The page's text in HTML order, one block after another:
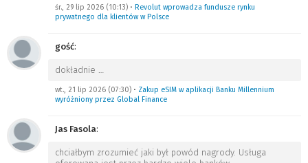
śr., 29 lip 2026 (10:13) • Revolut wprowadza fundusze rynku
prywatnego dla klientów w Polsce
gość:
dokładnie …
wt., 21 lip 2026 (07:30) • Zakup eSIM w aplikacji Banku Millennium
wyróżniony przez Global Finance
Jas Fasola:
chciałbym zrozumieć jaki był powód nagrody. Usługa